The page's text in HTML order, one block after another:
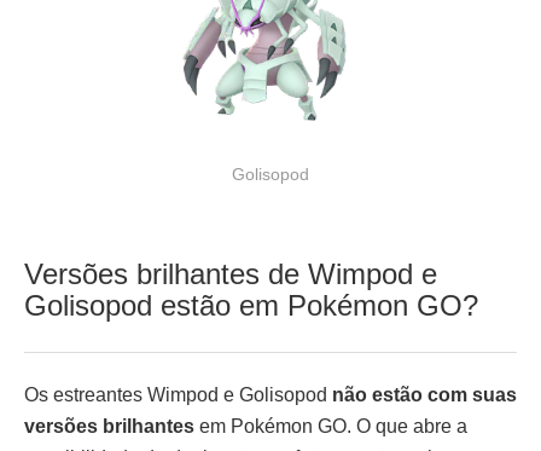
Golisopod
Versões brilhantes de Wimpod e
Golisopod estão em Pokémon GO?
Os estreantes Wimpod e Golisopod não estão com suas
versões brilhantes em Pokémon GO. O que abre a